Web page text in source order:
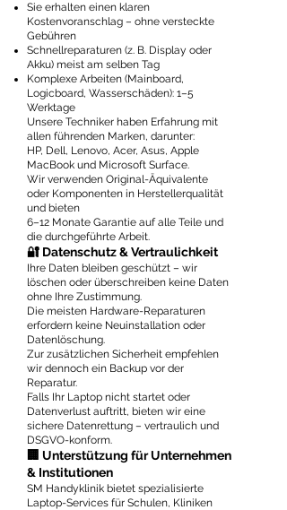
Sie erhalten einen klaren
Kostenvoranschlag – ohne versteckte
Gebühren
Schnellreparaturen (z. B. Display oder
Akku) meist am selben Tag
Komplexe Arbeiten (Mainboard,
Logicboard, Wasserschäden): 1–5
Werktage
Unsere Techniker haben Erfahrung mit
allen führenden Marken, darunter:
HP, Dell, Lenovo, Acer, Asus, Apple
MacBook und Microsoft Surface.
Wir verwenden Original-Äquivalente
oder Komponenten in Herstellerqualität
und bieten
6–12 Monate Garantie auf alle Teile und
die durchgeführte Arbeit.
🔐 Datenschutz & Vertraulichkeit
Ihre Daten bleiben geschützt – wir
löschen oder überschreiben keine Daten
ohne Ihre Zustimmung.
Die meisten Hardware-Reparaturen
erfordern keine Neuinstallation oder
Datenlöschung.
Zur zusätzlichen Sicherheit empfehlen
wir dennoch ein Backup vor der
Reparatur.
Falls Ihr Laptop nicht startet oder
Datenverlust auftritt, bieten wir eine
sichere Datenrettung – vertraulich und
DSGVO-konform.
🏢 Unterstützung für Unternehmen
& Institutionen
SM Handyklinik bietet spezialisierte
Laptop-Services für Schulen, Kliniken